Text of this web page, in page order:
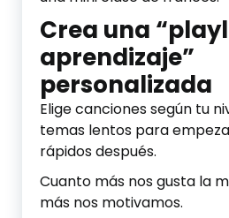
Crea una
aprendizaje”
personalizada
Elige canciones según tu
temas lentos para
rápidos después.
Cuanto más nos gusta la
más nos motivamos.